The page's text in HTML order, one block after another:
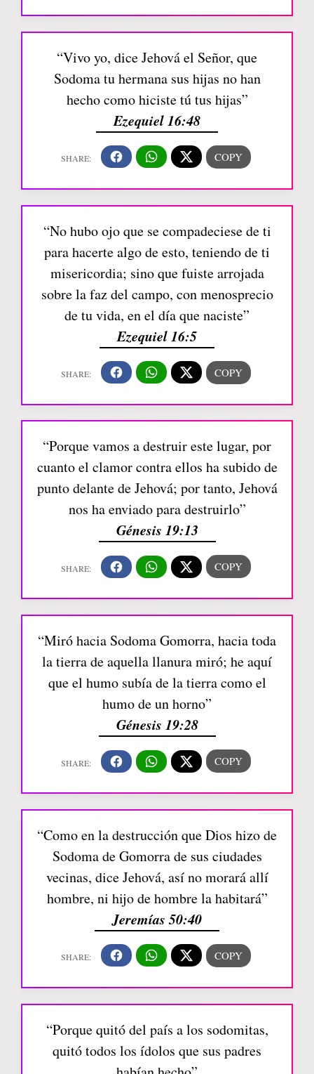
“Vivo yo, dice Jehová el Señor, que
Sodoma tu hermana sus hijas no han
hecho como hiciste tú tus hijas”
Ezequiel 16:48
“No hubo ojo que se compadeciese de ti
para hacerte algo de esto, teniendo de ti
misericordia; sino que fuiste arrojada
sobre la faz del campo, con menosprecio
de tu vida, en el día que naciste”
Ezequiel 16:5
“Porque vamos a destruir este lugar, por
cuanto el clamor contra ellos ha subido de
punto delante de Jehová; por tanto, Jehová
nos ha enviado para destruirlo”
Génesis 19:13
“Miró hacia Sodoma Gomorra, hacia toda
la tierra de aquella llanura miró; he aquí
que el humo subía de la tierra como el
humo de un horno”
Génesis 19:28
“Como en la destrucción que Dios hizo de
Sodoma de Gomorra de sus ciudades
vecinas, dice Jehová, así no morará allí
hombre, ni hijo de hombre la habitará”
Jeremías 50:40
“Porque quitó del país a los sodomitas,
quitó todos los ídolos que sus padres